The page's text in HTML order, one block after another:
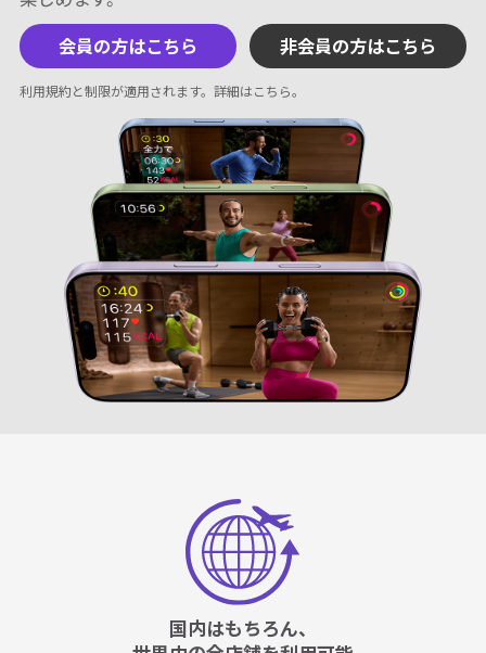
会員の方はこちら 非会員の方はこちら
利用規約と制限が適用されます。 詳細はこちら。
国内はもちろん、